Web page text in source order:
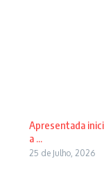
Apresentada
a ...
25 de Julho, 2026